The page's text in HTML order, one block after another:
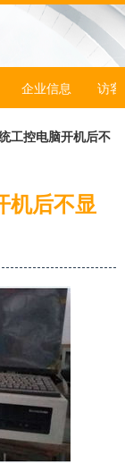
企业信息 访客
工控电脑开机后不
机后不显